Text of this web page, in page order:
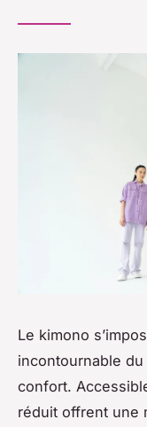
Le kimono
incontournable
confort.
réduit offrent une